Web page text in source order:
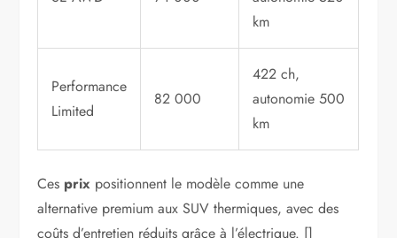
km
Performance
Limited
82 000
422 ch,
autonomie 500
km
Ces prix positionnent le modèle comme une
alternative premium aux SUV thermiques, avec des
coûts d’entretien réduits grâce à l’électrique. []